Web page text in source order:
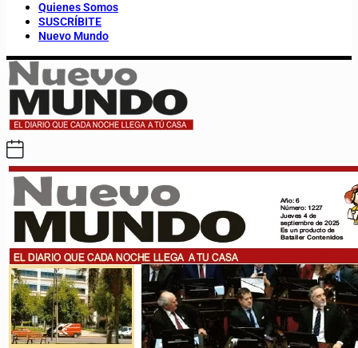
Quienes Somos
SUSCRÍBITE
Nuevo Mundo